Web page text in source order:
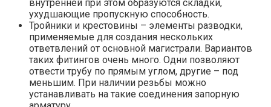
внутренней при этом образуются складки,
ухудшающие пропускную способность.
Тройники и крестовины – элементы разводки,
применяемые для создания нескольких
ответвлений от основной магистрали. Вариантов
таких фитингов очень много. Одни позволяют
отвести трубу по прямым углом, другие – под
меньшим. При наличии резьбы можно
устанавливать на такие соединения запорную